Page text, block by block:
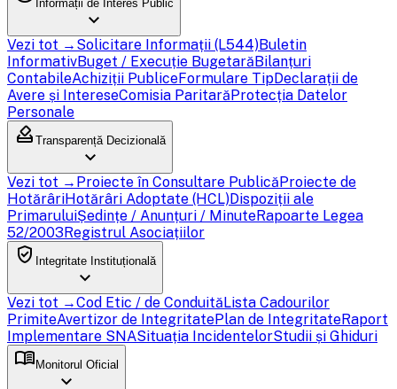
Informații de Interes Public
expand_more
Vezi tot → Solicitare Informații (L544)Buletin
InformativBuget / Execuție BugetarăBilanțuri
ContabileAchiziții PubliceFormulare TipDeclarații de
Avere și IntereseComisia ParitarăProtecția Datelor
Personale
how_to_vote Transparență Decizională
expand_more
Vezi tot → Proiecte în Consultare PublicăProiecte de
HotărâriHotărâri Adoptate (HCL)Dispoziții ale
PrimaruluiȘedințe / Anunțuri / MinuteRapoarte Legea
52/2003Registrul Asociațiilor
verified_user Integritate Instituțională
expand_more
Vezi tot →Cod Etic / de ConduităLista Cadourilor
PrimiteAvertizor de IntegritatePlan de IntegritateRaport
Implementare SNASituația IncidentelorStudii și Ghiduri
menu_book Monitorul Oficial
expand_more